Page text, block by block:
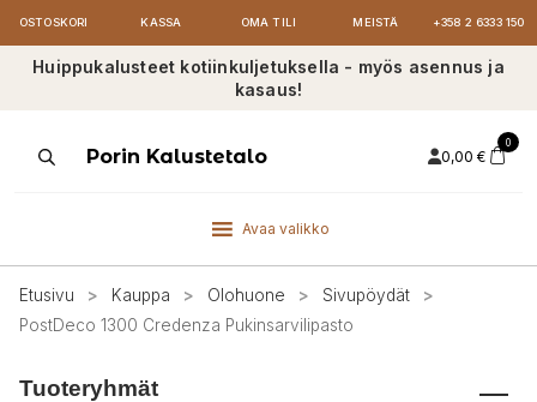
OSTOSKORI KASSA OMA TILI MEISTÄ +358 2 6333 150
Huippukalusteet kotiinkuljetuksella - myös asennus ja
kasaus!
ProductsPorin Kalustetalo 0,00 €
0
Avaa valikko
Etusivu > Kauppa > Olohuone > Sivupöydät
>
PostDeco 1300 Credenza Pukinsarvilipasto
Tuoteryhmät